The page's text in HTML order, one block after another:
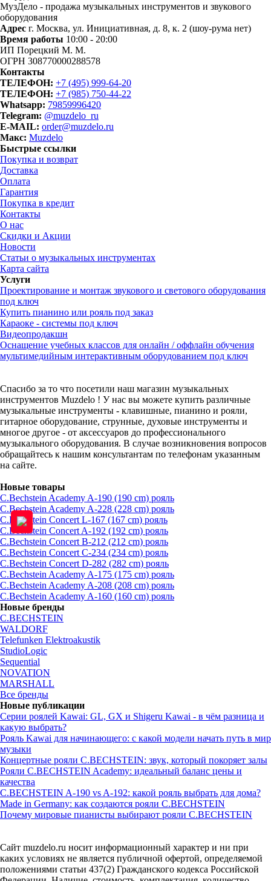
МузДело - продажа музыкальных инструментов и звукового
оборудования
Адрес г. Москва, ул. Инициативная, д. 8, к. 2 (шоу-рума нет)
Время работы 10:00 - 20:00
ИП Порецкий М. М.
ОГРН 308770000288578
Контакты
ТЕЛЕФОН: +7 (495) 999-64-20
ТЕЛЕФОН: +7 (985) 750-44-22
Whatsapp: 79859996420
Telegram: @muzdelo_ru
E-MAIL: order@muzdelo.ru
Макс: Muzdelo
Быстрые ссылки
Покупка и возврат
Доставка
Оплата
Гарантия
Покупка в кредит
Контакты
О нас
Скидки и Акции
Новости
Статьи о музыкальных инструментах
Карта сайта
Услуги
Проектирование и монтаж звукового и светового оборудования
под ключ
Купить пианино или рояль под заказ
Караоке - системы под ключ
Видеопродакшн
Оснащение учебных классов для онлайн / оффлайн обучения
мультимедийным интерактивным оборудованием под ключ
Спасибо за то что посетили наш магазин музыкальных
инструментов Muzdelo ! У нас вы можете купить различные
музыкальные инструменты - клавишные, пианино и рояли,
гитарное оборудование, струнные, духовые инструменты и
многое другое - от аксессуаров до профессионального
музыкального оборудования. В случае возникновения вопросов
обращайтесь к нашим консультантам по телефонам указанным
на сайте.
Новые товары
C.Bechstein Academy A-190 (190 cm) рояль
C.Bechstein Academy A-228 (228 cm) рояль
C.Bechstein Concert L-167 (167 cm) рояль
C.Bechstein Concert A-192 (192 cm) рояль
C.Bechstein Concert B-212 (212 cm) рояль
C.Bechstein Concert С-234 (234 cm) рояль
C.Bechstein Concert D-282 (282 cm) рояль
C.Bechstein Academy A-175 (175 cm) рояль
C.Bechstein Academy A-208 (208 cm) рояль
C.Bechstein Academy A-160 (160 cm) рояль
Новые бренды
C.BECHSTEIN
WALDORF
Telefunken Elektroakustik
StudioLogic
Sequential
NOVATION
MARSHALL
Все бренды
Новые публикации
Серии роялей Kawai: GL, GX и Shigeru Kawai - в чём разница и
какую выбрать?
Рояль Kawai для начинающего: с какой модели начать путь в мир
музыки
Концертные рояли C.BECHSTEIN: звук, который покоряет залы
Рояли C.BECHSTEIN Academy: идеальный баланс цены и
качества
C.BECHSTEIN A-190 vs A-192: какой рояль выбрать для дома?
Made in Germany: как создаются рояли C.BECHSTEIN
Почему мировые пианисты выбирают рояли C.BECHSTEIN
Сайт muzdelo.ru носит информационный характер и ни при
каких условиях не является публичной офертой, определяемой
положениями статьи 437(2) Гражданского кодекса Российской